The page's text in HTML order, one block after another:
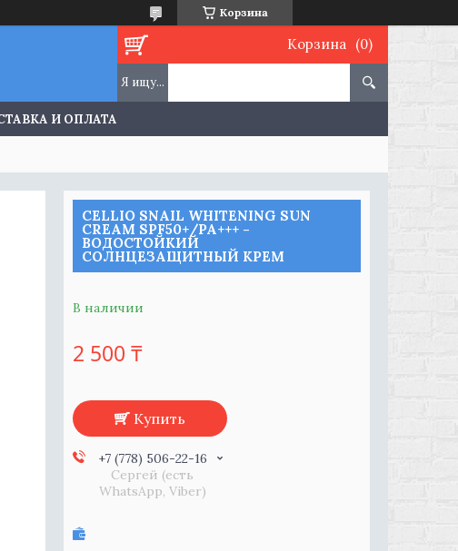
Корзина
Корзина
И ОПЛАТА
CELLIO SNAIL WHITENING SUN
CREAM SPF50+/PA+++ -
ВОДОСТОЙКИЙ
СОЛНЦЕЗАЩИТНЫЙ КРЕМ
В наличии
2 500 ₸
Купить
+7 (778) 506-22-16
Сергей (есть
WhatsApp, Viber)